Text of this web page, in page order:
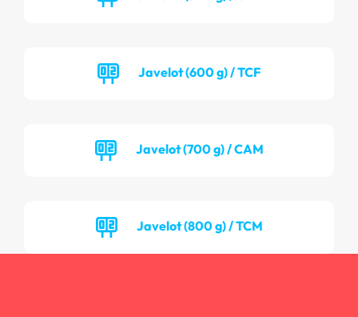
Javelot (600 g) / TCF
Javelot (700 g) / CAM
Javelot (800 g) / TCM